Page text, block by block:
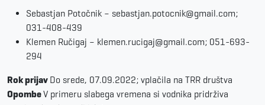
Sebastjan Potočnik – sebastjan.potocnik@gmail.com;
031-408-439
Klemen Ručigaj – klemen.rucigaj@gmail.com; 051-693-
294
Rok prijav Do srede, 07.09.2022; vplačila na TRR društva
OpombeV primeru slabega vremena si vodnika pridrživa